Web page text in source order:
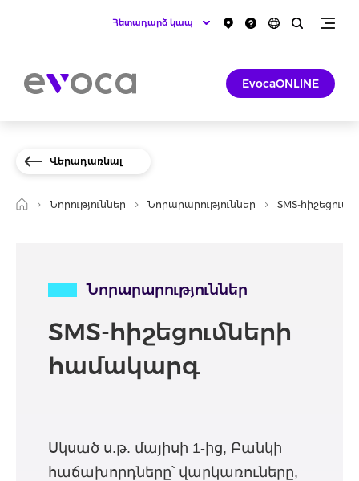
Հետադարձ կապ
EvocaONLINE
Վերադառնալ
Նորություններ Նորարարություններ SMS-
Նորարարություններ
SMS-հիշեցումների
համակարգ
Սկսած ս.թ. մայիսի 1-ից, Բանկի
հաճախորդները՝ վարկառուները,